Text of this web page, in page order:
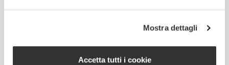
Mostra dettagli
Accetta tutti i cookie